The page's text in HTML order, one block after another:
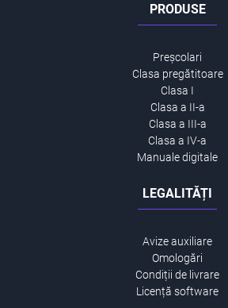
PRODUSE
Preșcolari
Clasa pregătitoare
Clasa I
Clasa a II-a
Clasa a III-a
Clasa a IV-a
Manuale digitale
LEGALITĂȚI
Avize auxiliare
Omologări
Condiții de livrare
Licență software